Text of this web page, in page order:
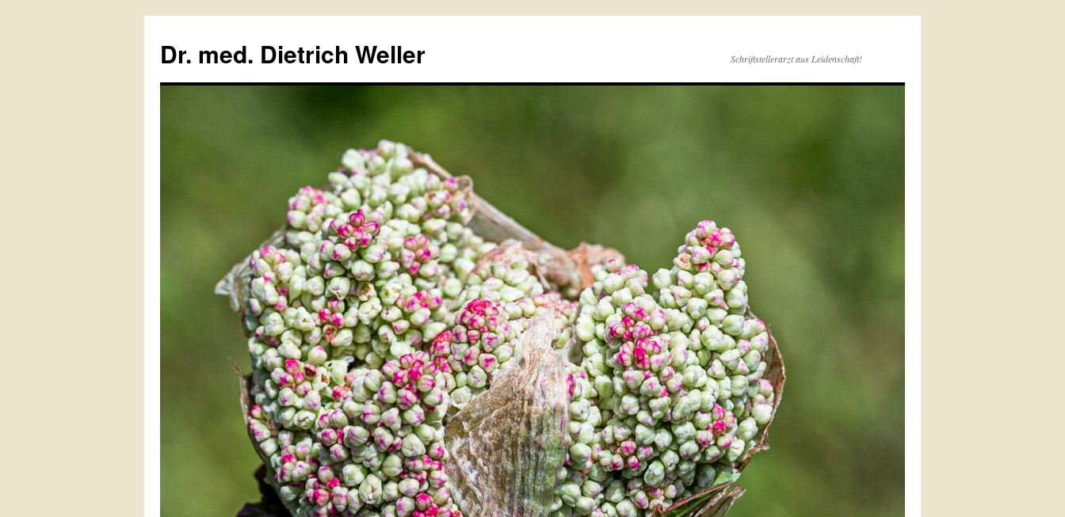
springen
Dr. med. Dietrich Weller Schriftstellerarzt aus Leidenschaft!